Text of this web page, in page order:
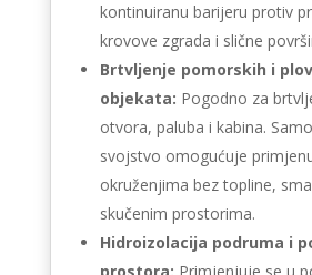
kontinuiranu barijeru protiv
krovove zgrada i slične
Brtvljenje pomorskih i
objekata: Pogodno za
otvora, paluba i kabina.
svojstvo omogućuje
okruženjima bez topline,
skučenim prostorima.
Hidroizolacija podruma i